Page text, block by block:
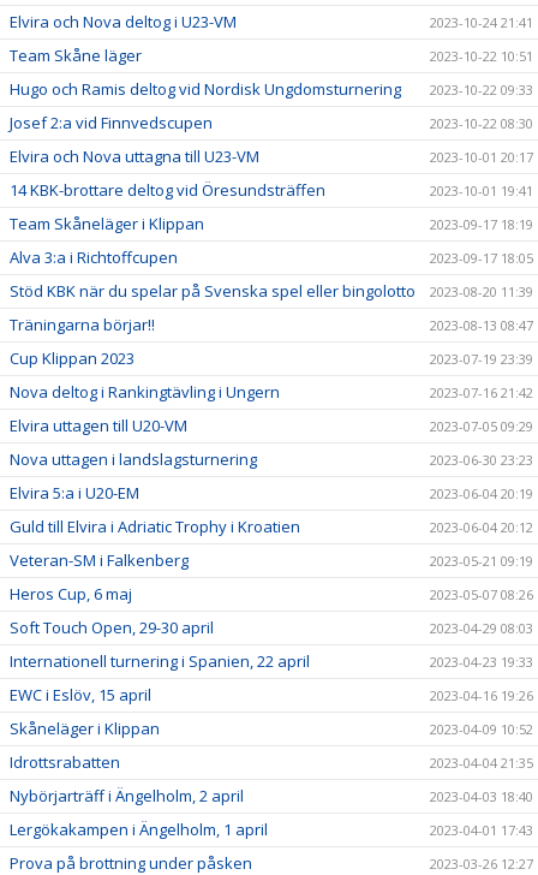
Elvira och Nova deltog i U23-VM 2023-10-24 21:41
Team Skåne läger 2023-10-22 10:51
Hugo och Ramis deltog vid Nordisk Ungdomsturnering 2023-10-22 09:33
Josef 2:a vid Finnvedscupen 2023-10-22 08:30
Elvira och Nova uttagna till U23-VM 2023-10-01 20:17
14 KBK-brottare deltog vid Öresundsträffen 2023-10-01 19:41
Team Skåneläger i Klippan 2023-09-17 18:19
Alva 3:a i Richtoffcupen 2023-09-17 18:05
Stöd KBK när du spelar på Svenska spel eller bingolotto 2023-08-20 11:39
Träningarna börjar!! 2023-08-13 08:47
Cup Klippan 2023 2023-07-19 23:39
Nova deltog i Rankingtävling i Ungern 2023-07-16 21:42
Elvira uttagen till U20-VM 2023-07-05 09:29
Nova uttagen i landslagsturnering 2023-06-30 23:23
Elvira 5:a i U20-EM 2023-06-04 20:19
Guld till Elvira i Adriatic Trophy i Kroatien 2023-06-04 20:12
Veteran-SM i Falkenberg 2023-05-21 09:19
Heros Cup, 6 maj 2023-05-07 08:26
Soft Touch Open, 29-30 april 2023-04-29 08:03
Internationell turnering i Spanien, 22 april 2023-04-23 19:33
EWC i Eslöv, 15 april 2023-04-16 19:26
Skåneläger i Klippan 2023-04-09 10:52
Idrottsrabatten 2023-04-04 21:35
Nybörjarträff i Ängelholm, 2 april 2023-04-03 18:40
Lergökakampen i Ängelholm, 1 april 2023-04-01 17:43
Prova på brottning under påsken 2023-03-26 12:27